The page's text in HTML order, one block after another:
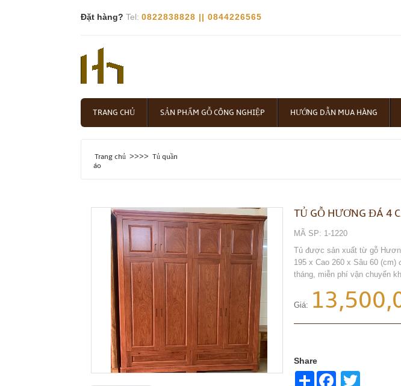
Đặt hàng? Tel:0822838828 || 0844226565
TRANG CHỦ SẢN PHẨM GỖ CÔNG NGHIỆP HƯỚNG DẪN MUA HÀNG
Trang chủ >>>> Tủ quần
áo
TỦ GỖ HƯƠNG ĐÁ 4
MÃ SP: 1-1220
Tủ được sản xuất từ gỗ
195 x Cao 260 x Sâu 60
tháng, miễn phí vận chuyển
Giá:
Share
Share